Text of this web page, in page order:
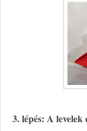
3. lépés: A levelek